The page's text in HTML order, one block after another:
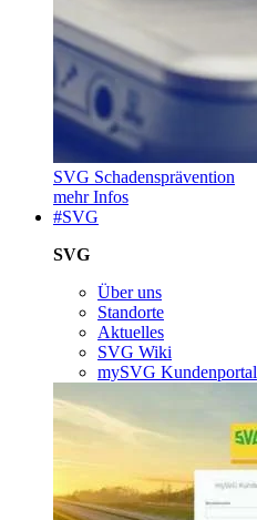
SVG Schadensprävention
mehr Infos
#SVG
SVG
Über uns
Standorte
Aktuelles
SVG Wiki
mySVG Kundenportal